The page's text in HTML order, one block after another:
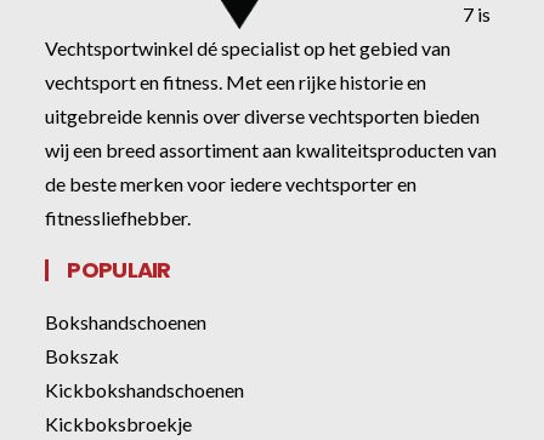
7 is
Vechtsportwinkel dé specialist op het gebied van
vechtsport en fitness. Met een rijke historie en
uitgebreide kennis over diverse vechtsporten bieden
wij een breed assortiment aan kwaliteitsproducten van
de beste merken voor iedere vechtsporter en
fitnessliefhebber.
POPULAIR
Bokshandschoenen
Bokszak
Kickbokshandschoenen
Kickboksbroekje